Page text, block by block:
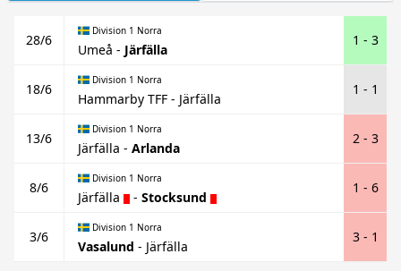
28/6
Division 1 Norra
Umeå - Järfälla
1 - 3
18/6
Division 1 Norra
Hammarby TFF - Järfälla
1 - 1
13/6
Division 1 Norra
Järfälla - Arlanda
2 - 3
8/6
Division 1 Norra
Järfälla - Stocksund
1 - 6
3/6
Division 1 Norra
Vasalund - Järfälla
3 - 1